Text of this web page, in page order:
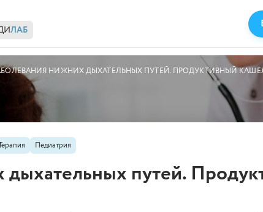
ЛАБ
НИЖНИХ ДЫХАТЕЛЬНЫХ ПУТЕЙ. ПРОДУКТИВНЫЙ
Педиатрия
путей.